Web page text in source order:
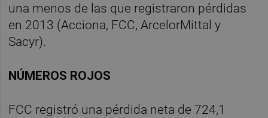
una menos de las que registraron pérdidas
en 2013 (Acciona, FCC, ArcelorMittal y
Sacyr).
NÚMEROS ROJOS
FCC registró una pérdida neta de 724,1